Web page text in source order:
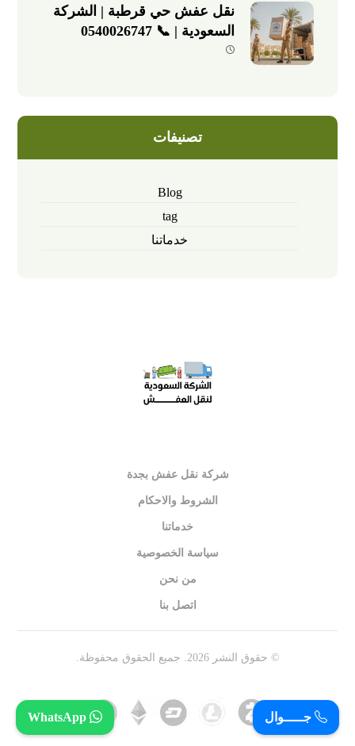
نقل عفش حي قرطبة | الشركة
السعودية | 📞 0540026747
تصنيفات
Blog
tag
خدماتنا
شركة نقل عفش بجدة
الشروط والاحكام
خدماتنا
سياسة الخصوصية
من نحن
اتصل بنا
© حقوق النشر 2026. جميع الحقوق محفوظة.
جـــــوال